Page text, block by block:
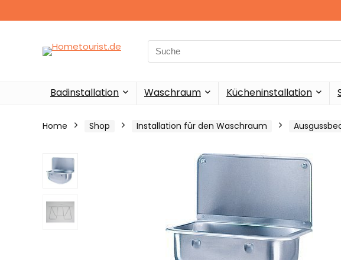
Search
for:
Badinstallation Waschraum Kücheninstallation
Home Shop Installation für den Waschraum